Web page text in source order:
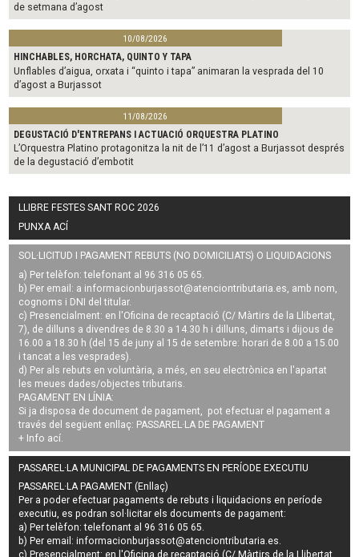
de setmana d’agost
10/08/2026
HINCHABLES, HORCHATA, QUINTO Y TAPA
Unflables d’aigua, orxata i “quinto i tapa” animaran la vesprada del 10
d’agost a Burjassot
11/08/2026
DEGUSTACIÓ D'ENTREPANS I ACTUACIÓ ORQUESTRA PLATINO
L’Orquestra Platino protagonitza la nit de l’11 d’agost a Burjassot després
de la degustació d’embotit
LLIBRE FESTES SANT ROC 2026
PUNXA ACÍ
SOL·LICITUD I PAGAMENT REBUTS (NO DOMICILIATS) O LIQUIDACIONS
a) Per telèfon: telefonant al 96 316 05 65.
b) Per email: a informacionburjassot@atenciontributaria.es, amb nom,
cognoms i DNI del titular.
c) Presencialment: en l'Oficina de recaptació (C/ Màrtirs de la Llibertat,
7), de dilluns a divendres de 8.30 a 14.30 h i dilluns, dimarts i dijous de
16.00 a 18.30 h (del 15 de juny al 15 de setembre: horari de 8.00 a 15.00
i tancat a les vesprades).
d) Per als rebuts en voluntària, a més, en seu electrònica en l'apartat
les meues dades/objectes tributaris.
PAGAMENT EN LÍNIA:
Si ja disposa de document de pagament, pot efectuar el pagament a
través del següent enllaç: PASSAREL·LA DE PAGAMENT
+ Info ací.
PASSAREL·LA MUNICIPAL DE PAGAMENTS EN PERÍODE EXECUTIU
PASSAREL·LA PAGAMENT (Enllaç)
Per a poder efectuar pagaments derebuts i liquidacions en període
executiu, es podran sol·licitar els documents de pagament:
a) Per telèfon: telefonant al 96 316 05 65.
b) Per email:informacionburjassot@atenciontributaria.es.